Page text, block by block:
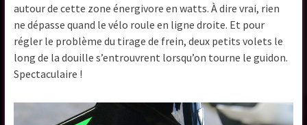
autour de cette zone énergivore en watts. À dire vrai, rien
ne dépasse quand le vélo roule en ligne droite. Et pour
régler le problème du tirage de frein, deux petits volets le
long de la douille s’entrouvrent lorsqu’on tourne le guidon.
Spectaculaire !